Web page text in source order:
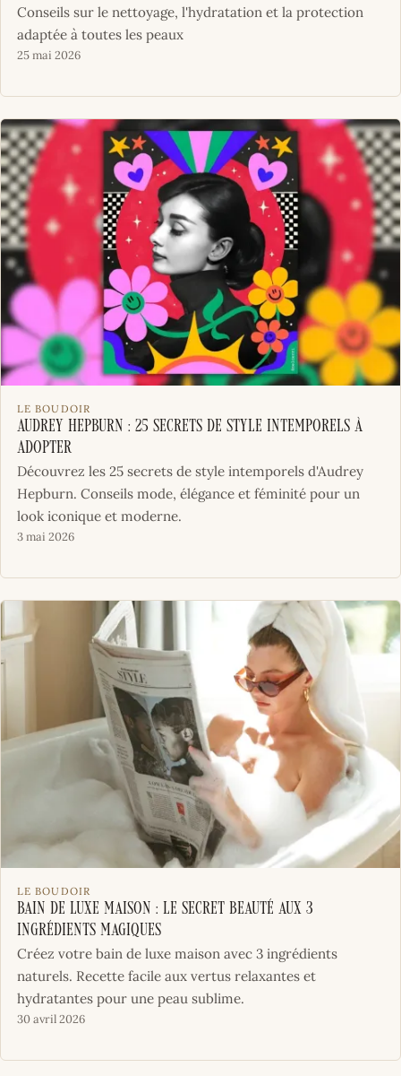
Conseils sur le nettoyage, l'hydratation et la protection
adaptée à toutes les peaux
25 mai 2026
LE BOUDOIR
Audrey Hepburn : 25 Secrets de Style Intemporels à
Adopter
Découvrez les 25 secrets de style intemporels d'Audrey
Hepburn. Conseils mode, élégance et féminité pour un
look iconique et moderne.
3 mai 2026
LE BOUDOIR
Bain de luxe maison : le secret beauté aux 3
ingrédients magiques
Créez votre bain de luxe maison avec 3 ingrédients
naturels. Recette facile aux vertus relaxantes et
hydratantes pour une peau sublime.
30 avril 2026